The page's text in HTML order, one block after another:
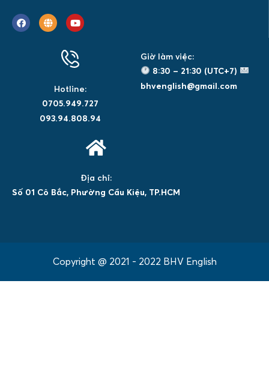
Hotline:
0705.949.727
093.94.808.94
Giờ làm việc:
8:30 – 21:30 (UTC+7)
bhvenglish@gmail.com
Địa chỉ:
Số 01 Cô Bắc, Phường Cầu Kiệu, TP.HCM
Copyright @ 2021 - 2022 BHV English